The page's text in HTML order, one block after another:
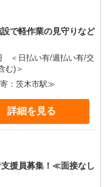
で軽作業の見守りなど
＜日払い有/週払い有/交
む)＞
：茨木市駅≫
詳細を見る
支援員募集！≪面接なし